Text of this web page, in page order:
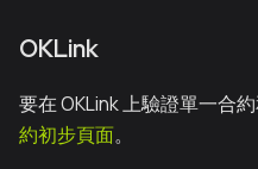
OKLink
要在 OKLink 上驗證單一合
約初步頁面。